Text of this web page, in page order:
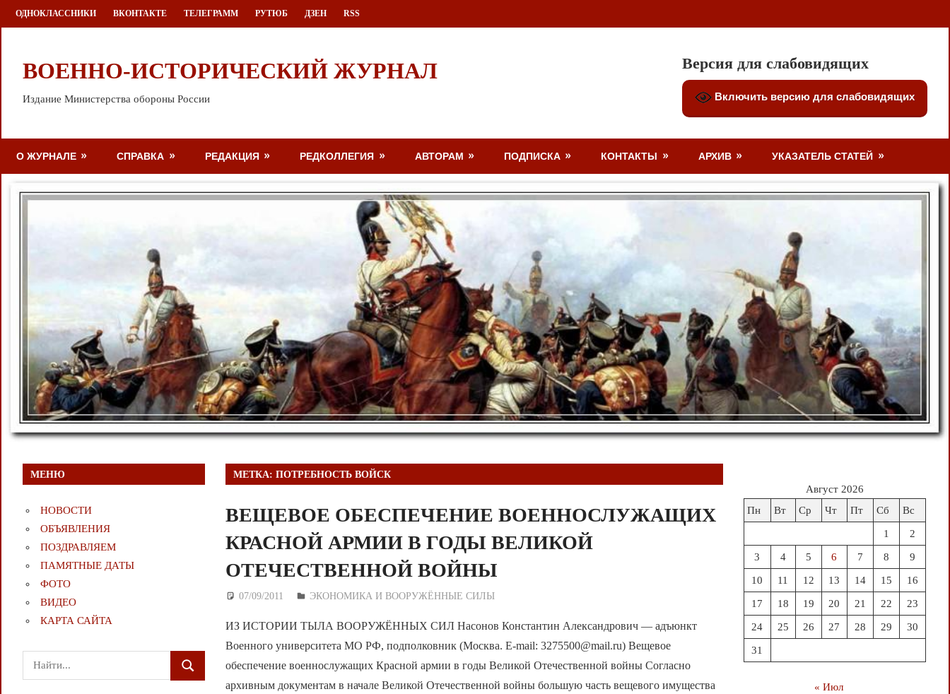
Перейти
к
ОДНОКЛАССНИКИ ВКОНТАКТЕ ТЕЛЕГРАММ РУТЮБ ДЗЕН RSS
ВОЕННО-ИСТОРИЧЕСКИЙ ЖУРНАЛ
Издание Министерства обороны России
Версия для слабовидящих
Включить версию для слабовидящих
О ЖУРНАЛЕ СПРАВКА РЕДАКЦИЯ РЕДКОЛЛЕГИЯ АВТОРАМ ПОДПИСКА КОНТАКТЫ АРХИВ УКАЗАТЕЛЬ СТАТЕЙ
МЕТКА:ПОТРЕБНОСТЬ ВОЙСК
ВЕЩЕВОЕ ОБЕСПЕЧЕНИЕ ВОЕННОСЛУЖАЩИХ
КРАСНОЙ АРМИИ В ГОДЫ ВЕЛИКОЙ
ОТЕЧЕСТВЕННОЙ ВОЙНЫ
07/09/2011 Дежурный по Редакции
ЭКОНОМИКА И ВООРУЖЁННЫЕ СИЛЫ
ИЗ ИСТОРИИ ТЫЛА ВООРУЖЁННЫХ СИЛ Насонов Константин Александрович — адъюнкт
Военного университета МО РФ, подполковник (Москва. E-mail: 3275500@mail.ru) Вещевое
обеспечение военнослужащих Красной армии в годы Великой Отечественной войны Согласно
архивным документам в начале Великой Отечественной войны большую часть вещевого имущества
МЕНЮ
НОВОСТИ
ОБЪЯВЛЕНИЯ
ПОЗДРАВЛЯЕМ
ПАМЯТНЫЕ ДАТЫ
ФОТО
ВИДЕО
КАРТА САЙТА
Поиск
для:
ПОИСК
Август 2026
Пн
Вт Ср Чт Пт Сб Вс
1 2
3 4 5 6 7 8 9
10 11 12 13 14 15 16
17 18 19 20 21 22 23
24 25 26 27 28 29 30
31
« Июл